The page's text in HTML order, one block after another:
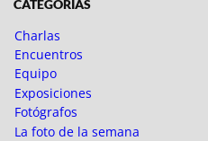
CATEGORÍAS
Charlas
Encuentros
Equipo
Exposiciones
Fotógrafos
La foto de la semana